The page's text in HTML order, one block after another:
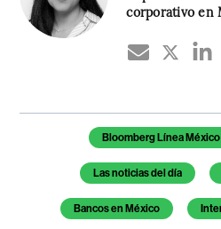
corporativo en
Temas de este artículo
Bloomberg Línea México
Las noticias del día
Bancos en México